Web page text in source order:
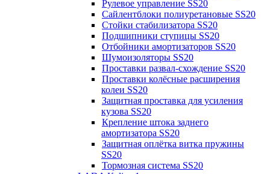
Рулевое управление SS20
Сайлентблоки полиуретановые SS20
Стойки стабилизатора SS20
Подшипники ступицы SS20
Отбойники амортизаторов SS20
Шумоизоляторы SS20
Проставки развал-схождение SS20
Проставки колёсные расширения
колеи SS20
Защитная проставка для усиления
кузова SS20
Крепление штока заднего
амортизатора SS20
Защитная оплётка витка пружины
SS20
Тормозная система SS20